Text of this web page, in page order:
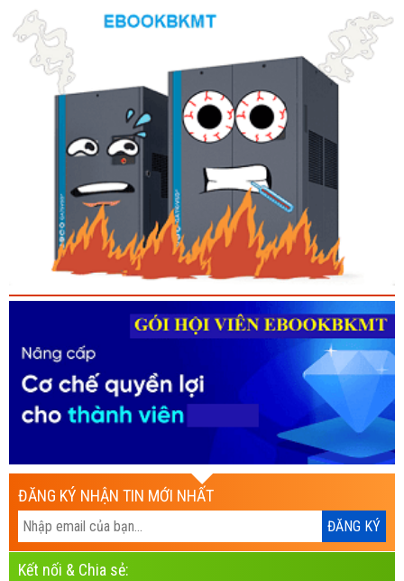
ĐĂNG KÝ NHẬN TIN MỚI NHẤT
Kết nối & Chia sẻ: